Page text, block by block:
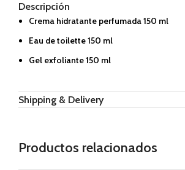
Descripción
Crema hidratante perfumada 150 ml
Eau de toilette 150 ml
Gel exfoliante 150 ml
Shipping & Delivery
Productos relacionados